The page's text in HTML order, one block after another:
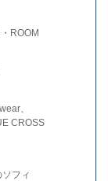
ROOM
、
CROSS
フィ